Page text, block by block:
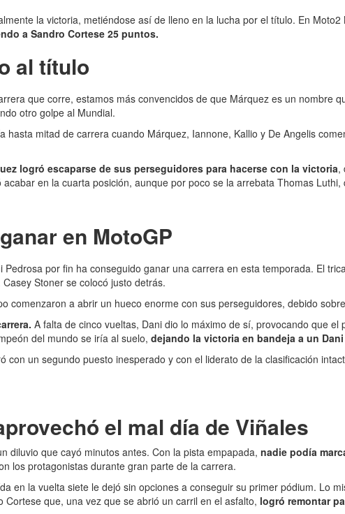
la victoria, metiéndose así de lleno en la lucha por el título. En
a Sandro Cortese 25 puntos.
al título
que corre, estamos más convencidos de que Márquez es un nombre
otro golpe al Mundial.
hasta mitad de carrera cuando Márquez, Iannone, Kallio y De Angelis
logró escaparse de sus perseguidores para hacerse con la victoria,
en la cuarta posición, aunque por poco se la arrebata Thomas Luthi,
en MotoGP
Pedrosa por fin ha conseguido ganar una carrera en esta temporada. El
Stoner se colocó justo detrás.
comenzaron a abrir un hueco enorme con sus perseguidores, debido
A falta de cinco vueltas, Dani dio lo máximo de sí, provocando que
del mundo se iría al suelo, dejando la victoria en bandeja a un
con un segundo puesto inesperado y con el liderato de la clasificación
el mal día de Viñales
diluvio que cayó minutos antes. Con la pista empapada, nadie podía
los protagonistas durante gran parte de la carrera.
en la vuelta siete le dejó sin opciones a conseguir su primer pódium. Lo
que, una vez que se abrió un carril en el asfalto, logró remontar